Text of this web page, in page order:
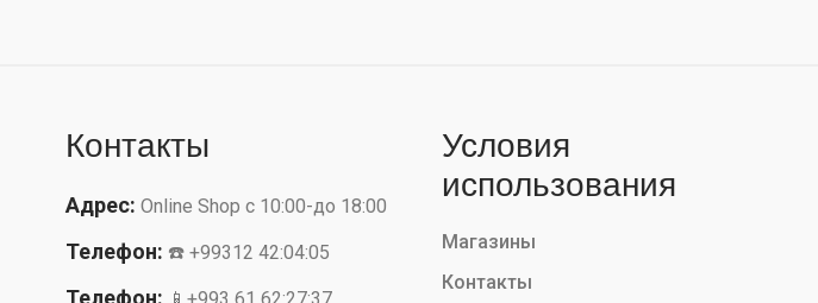
Контакты
Адрес: Online Shop с 10:00-до 18:00
Телефон: ☎️ +99312 42:04:05
Условия
использования
Магазины
Контакты